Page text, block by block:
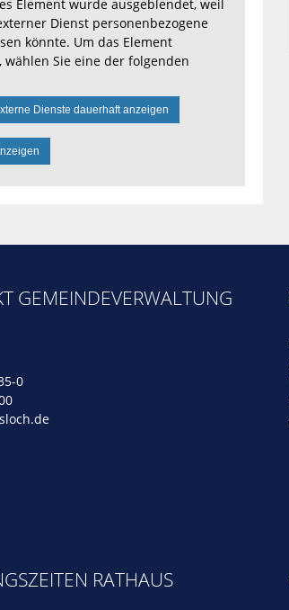
Element wurde ausgeblendet, weil
Dienst personenbezogene
könnte. Um das Element
wählen Sie eine der folgenden
Dienste dauerhaft anzeigen
GEMEINDEVERWALTUNG
0
RATHAUS